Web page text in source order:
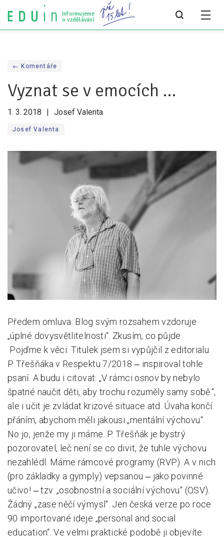
Informujeme
o vzdělávání
Všechny články
Všechny články
Analýzy
Všechny analýzy
Tiskové zprávy
Pro zřizovatele
Konference Lepší škola
Kápézetka - průvodce pro zřizovatele
Klub zřizovatelů
O nás
O nás
Partneři a dárci
Kontakty
← Komentáře
Vyznat se v emocích …
1. 3. 2018 Josef Valenta
Josef Valenta
Předem omluva: Blog svým rozsahem vzdoruje
„úplné dovysvětlitelnosti“. Zkusím, co půjde.
Pojďme k věci: Titulek jsem si vypůjčil z editorialu
P. Třešňáka v Respektu 7/2018 ‒ inspiroval tohle
psaní. A budu i citovat: „V rámci osnov by nebylo
špatné naučit děti, aby trochu rozuměly samy sobě.“,
ale i učit je zvládat krizové situace atd. Úvaha končí
přáním, abychom měli jakousi „mentální výchovu“.
No jo, jenže my ji máme. P. Třešňák je bystrý
pozorovatel, leč není se co divit, že tuhle výchovu
nezahlédl. Máme rámcové programy (RVP). A v nich
(pro základky a gymply) vepsanou ‒ jako povinné
učivo! ‒ tzv. „osobnostní a sociální výchovu“ (OSV).
Žádný „zase něčí výmysl“. Jen česká verze po roce
90 importované ideje „personal and social
education“. Ve velmi praktické podobě ji objevíte